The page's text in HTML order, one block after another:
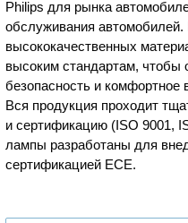
Philips для рынка
обслуживания
высококачественных
высоким стандартам, чтобы
безопасность и комфортное
Вся продукция проходит
и сертификацию (ISO 9001,
лампы разработаны для
сертификацией ECE.